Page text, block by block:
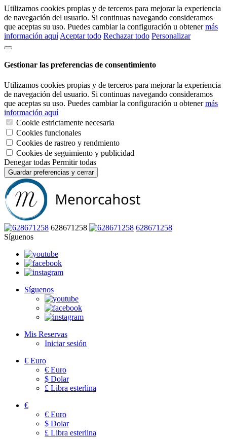
Utilizamos cookies propias y de terceros para mejorar la experiencia
de navegación del usuario. Si continuas navegando consideramos
que aceptas su uso. Puedes cambiar la configuración u obtenermás
información aquí Aceptar todo Rechazar todo Personalizar
Gestionar las preferencias de consentimiento
Utilizamos cookies propias y de terceros para mejorar la experiencia
de navegación del usuario. Si continuas navegando consideramos
que aceptas su uso. Puedes cambiar la configuración u obtenermás
información aquí
Cookie estrictamente necesaria
Cookies funcionales
Cookies de rastreo y rendmiento
Cookies de seguimiento y publicidad
Denegar todas Permitir todas
Guardar preferencias y cerrar
628671258
628671258
Síguenos
Síguenos
Mis Reservas
Iniciar sesión
€ Euro
€ Euro
$ Dolar
£ Libra esterlina
€
€ Euro
$ Dolar
£ Libra esterlina